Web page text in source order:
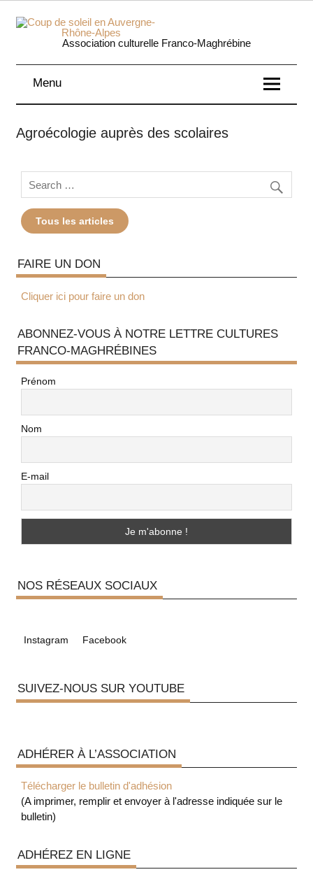
Skip
content
Coup
soleil
Association culturelle Franco-Maghrébine
Menu
Agroécologie auprès des scolaires
Tous les articles
FAIRE UN DON
Cliquer ici pour faire un don
ABONNEZ-VOUS À NOTRE LETTRE CULTURES
FRANCO-MAGHRÉBINES
Prénom
Nom
E-mail
NOS RÉSEAUX SOCIAUX
Instagram Facebook
SUIVEZ-NOUS SUR YOUTUBE
ADHÉRER À L’ASSOCIATION
Télécharger le bulletin d'adhésion
(A imprimer, remplir et envoyer à l'adresse indiquée sur le
bulletin)
ADHÉREZ EN LIGNE